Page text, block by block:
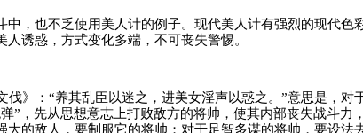
中，也不乏使用美人计的例子。现代美人计有强烈的现代色
诱惑，方式变化多端，不可丧失警惕。
》：“养其乱臣以迷之，进美女淫声以惑之。”意思是，对
”，先从思想意志上打败敌方的将帅，使其内部丧失战斗力
大的敌人，要制服它的将帅；对于足智多谋的将帅，要设法